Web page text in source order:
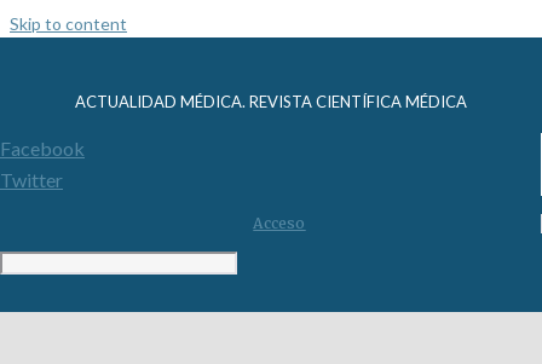
Skip to content
ACTUALIDAD MÉDICA. REVISTA CIENTÍFICA MÉDICA
Facebook
Twitter
Acceso